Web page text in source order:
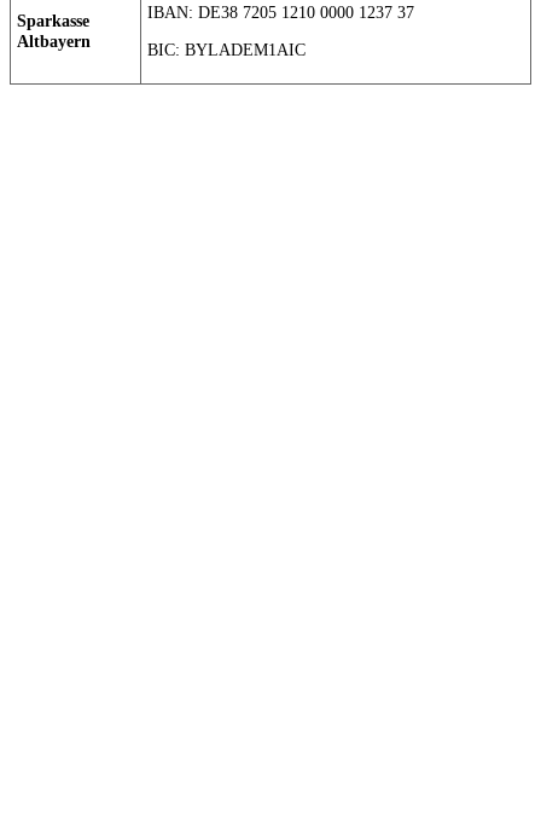
Sparkasse
Altbayern
IBAN: DE38 7205 1210 0000 1237 37
BIC: BYLADEM1AIC